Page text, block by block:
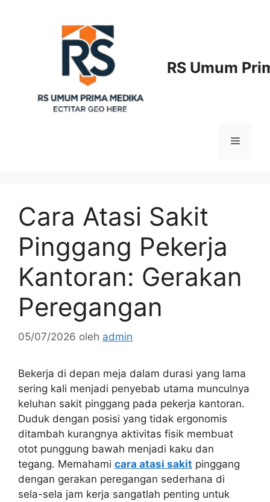
RS Umum
Menu
Cara Atasi Sakit
Pinggang Pekerja
Kantoran: Gerakan
Peregangan
05/07/2026 oleh admin
Bekerja di depan meja dalam durasi yang lama
sering kali menjadi penyebab utama munculnya
keluhan sakit pinggang pada pekerja kantoran.
Duduk dengan posisi yang tidak ergonomis
ditambah kurangnya aktivitas fisik membuat
otot punggung bawah menjadi kaku dan
tegang. Memahami cara atasi sakit pinggang
dengan gerakan peregangan sederhana di
sela-sela jam kerja sangatlah penting untuk